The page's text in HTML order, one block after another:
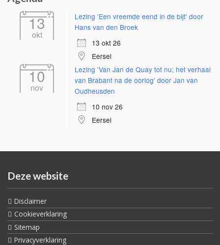
13
okt
Lezing 'Een vreemde eend in de bijt' door
Hans van den Broek
13 okt 26
Eersel
10
nov
Lezing 'Van Jan de Quay tot nu; het verhaal
van Brabant na de oorlog' door Jan van
Oudheusden
10 nov 26
Eersel
Deze website
Disclaimer
Cookieverklaring
Sitemap
Privacyverklaring